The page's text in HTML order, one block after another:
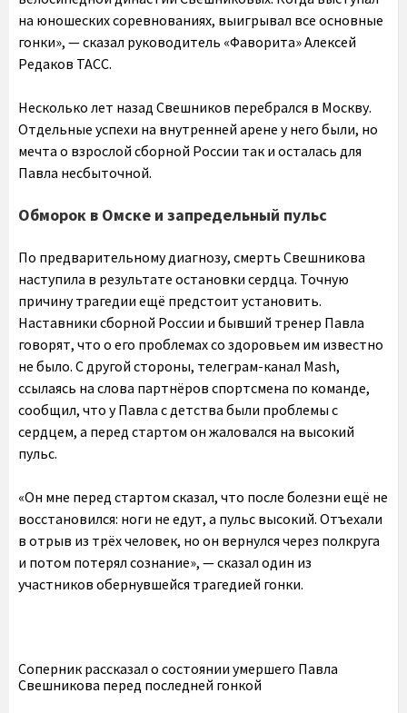
на юношеских соревнованиях, выигрывал все основные
гонки», — сказал руководитель «Фаворита» Алексей
Редаков ТАСС.
Несколько лет назад Свешников перебрался в Москву.
Отдельные успехи на внутренней арене у него были, но
мечта о взрослой сборной России так и осталась для
Павла несбыточной.
Обморок в Омске и запредельный пульс
По предварительному диагнозу, смерть Свешникова
наступила в результате остановки сердца. Точную
причину трагедии ещё предстоит установить.
Наставники сборной России и бывший тренер Павла
говорят, что о его проблемах со здоровьем им известно
не было. С другой стороны, телеграм-канал Mash,
ссылаясь на слова партнёров спортсмена по команде,
сообщил, что у Павла с детства были проблемы с
сердцем, а перед стартом он жаловался на высокий
пульс.
«Он мне перед стартом сказал, что после болезни ещё не
восстановился: ноги не едут, а пульс высокий. Отъехали
в отрыв из трёх человек, но он вернулся через полкруга
и потом потерял сознание», — сказал один из
участников обернувшейся трагедией гонки.
Соперник рассказал о состоянии умершего Павла
Свешникова перед последней гонкой